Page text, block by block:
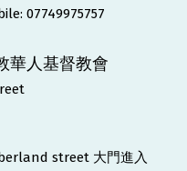
07749975757
華人基督教會
street 大門進入